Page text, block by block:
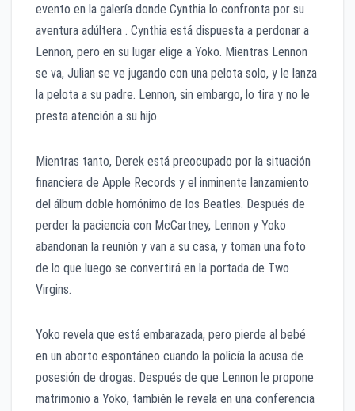
evento en la galería donde Cynthia lo confronta por su
aventura adúltera . Cynthia está dispuesta a perdonar a
Lennon, pero en su lugar elige a Yoko. Mientras Lennon
se va, Julian se ve jugando con una pelota solo, y le lanza
la pelota a su padre. Lennon, sin embargo, lo tira y no le
presta atención a su hijo.
Mientras tanto, Derek está preocupado por la situación
financiera de Apple Records y el inminente lanzamiento
del álbum doble homónimo de los Beatles. Después de
perder la paciencia con McCartney, Lennon y Yoko
abandonan la reunión y van a su casa, y toman una foto
de lo que luego se convertirá en la portada de Two
Virgins.
Yoko revela que está embarazada, pero pierde al bebé
en un aborto espontáneo cuando la policía la acusa de
posesión de drogas. Después de que Lennon le propone
matrimonio a Yoko, también le revela en una conferencia